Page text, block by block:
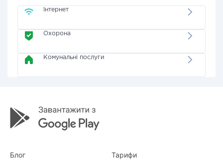
Інтернет
Охорона
Комунальні послуги
Блог Тарифи